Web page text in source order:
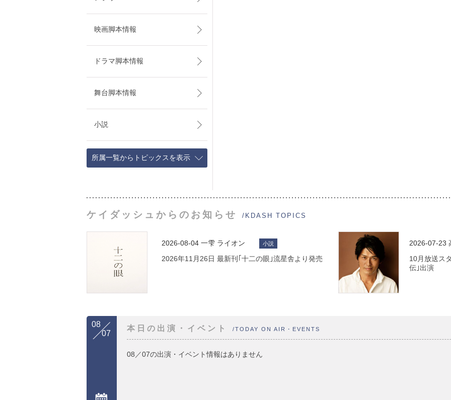
映画脚本情報
ドラマ脚本情報
舞台脚本情報
小説
所属一覧からトピックスを表示
ケイダッシュからのお知らせ /KDASH TOPICS
2026-08-04 一雫 ライオン 小説
2026年11月26日 最新刊｢十二の眼｣流星舎より発売
2026-07-23
10月放送ス
伝｣出演
08
07
本日の出演・イベント /TODAY ON AIR・EVENTS
08／07の出演・イベント情報はありません